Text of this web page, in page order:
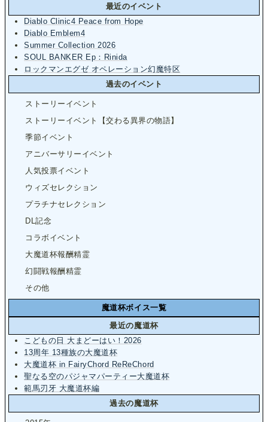
最近のイベント
Diablo Clinic4 Peace from Hope
Diablo Emblem4
Summer Collection 2026
SOUL BANKER Ep：Rinida
ロックマンエグゼ オペレーション幻魔特区
過去のイベント
ストーリーイベント
ストーリーイベント【交わる異界の物語】
季節イベント
アニバーサリーイベント
人気投票イベント
ウィズセレクション
プラチナセレクション
DL記念
コラボイベント
大魔道杯報酬精霊
幻闘戦報酬精霊
その他
魔道杯ボイス一覧
最近の魔道杯
こどもの日 大まどーはい！2026
13周年 13種族の大魔道杯
大魔道杯 in FairyChord ReReChord
聖なる空のパジャマパーティー大魔道杯
範馬刃牙 大魔道杯編
過去の魔道杯